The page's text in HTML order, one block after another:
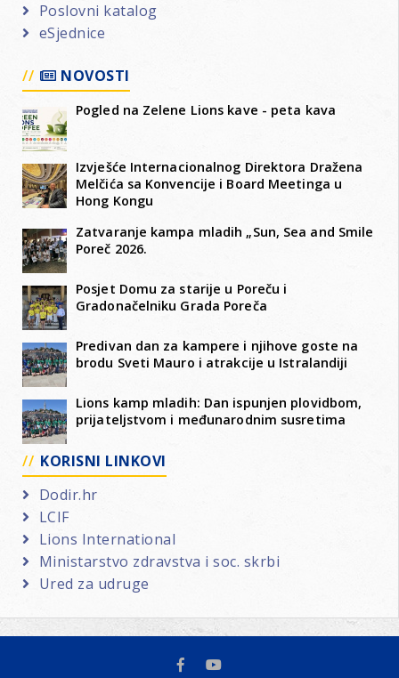
Poslovni katalog
eSjednice
NOVOSTI
Pogled na Zelene Lions kave - peta kava
Izvješće Internacionalnog Direktora Dražena
Melčića sa Konvencije i Board Meetinga u
Hong Kongu
Zatvaranje kampa mladih „Sun, Sea and Smile
Poreč 2026.
Posjet Domu za starije u Poreču i
Gradonačelniku Grada Poreča
Predivan dan za kampere i njihove goste na
brodu Sveti Mauro i atrakcije u Istralandiji
Lions kamp mladih: Dan ispunjen plovidbom,
prijateljstvom i međunarodnim susretima
KORISNI LINKOVI
Dodir.hr
LCIF
Lions International
Ministarstvo zdravstva i soc. skrbi
Ured za udruge